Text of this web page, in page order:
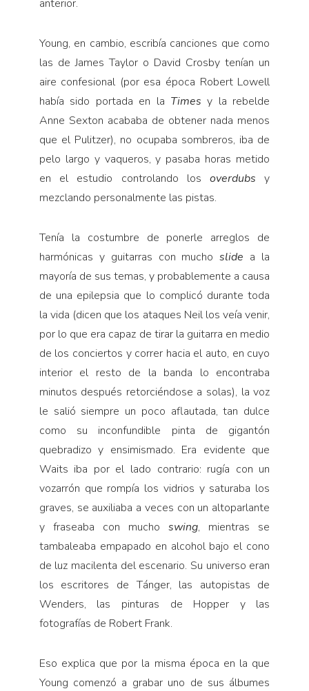
anterior.
Young, en cambio, escribía canciones que como
las de James Taylor o David Crosby tenían un
aire confesional (por esa época Robert Lowell
había sido portada en la Timesy la rebelde
Anne Sexton acababa de obtener nada menos
que el Pulitzer), no ocupaba sombreros, iba de
pelo largo y vaqueros, y pasaba horas metido
en el estudio controlando los overdubsy
mezclando personalmente las pistas.
Tenía la costumbre de ponerle arreglos de
harmónicas y guitarras con muchoslide a la
mayoría de sus temas, y probablemente a causa
de una epilepsia que lo complicó durante toda
la vida (dicen que los ataques Neil los veía venir,
por lo que era capaz de tirar la guitarra en medio
de los conciertos y correr hacia el auto, en cuyo
interior el resto de la banda lo encontraba
minutos después retorciéndose a solas), la voz
le salió siempre un poco aflautada, tan dulce
como su inconfundible pinta de gigantón
quebradizo y ensimismado. Era evidente que
Waits iba por el lado contrario: rugía con un
vozarrón que rompía los vidrios y saturaba los
graves, se auxiliaba a veces con un altoparlante
y fraseaba con muchoswing, mientras se
tambaleaba empapado en alcohol bajo el cono
de luz macilenta del escenario. Su universo eran
los escritores de Tánger, las autopistas de
Wenders, las pinturas de Hopper y las
fotografías de Robert Frank.
Eso explica que por la misma época en la que
Young comenzó a grabar uno de sus álbumes